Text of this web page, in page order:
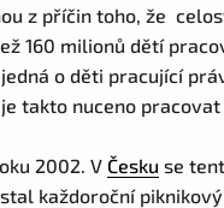
z příčin toho, že
160 milionů dětí
o děti pracující
takto nuceno
2002. V Česku se
každoroční